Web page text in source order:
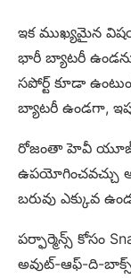
ఇక ముఖ్యమైన
భారీ బ్యాటరీ
సపోర్ట్ కూడా
బ్యాటరీ ఉండగా,
రోజంతా హెవీ యూజ్
ఉపయోగించవచ్చు
బరువు ఎక్కువ
పర్ఫార్మెన్స్ కోసం
అవుట్-ఆఫ్-ది-